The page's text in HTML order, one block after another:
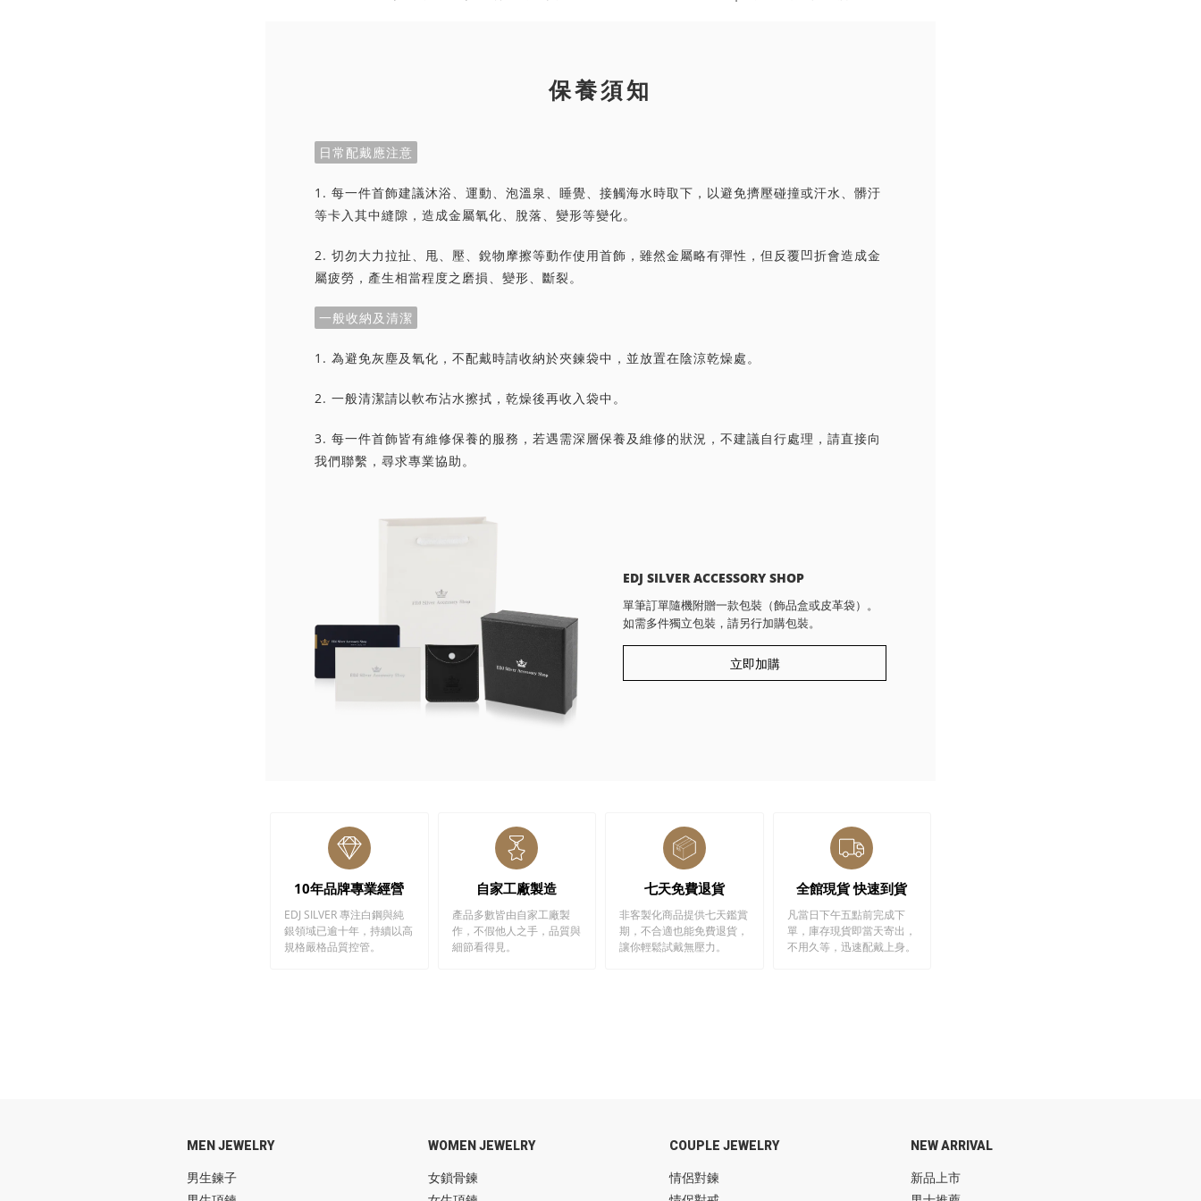
保養須知
日常配戴應注意
1. 每一件首飾建議沐浴、運動、泡溫泉、睡覺、接觸海水時取下，以避免擠壓碰撞或汗水、髒汙
等卡入其中縫隙，造成金屬氧化、脫落、變形等變化。
2. 切勿大力拉扯、甩、壓、銳物摩擦等動作使用首飾，雖然金屬略有彈性，但反覆凹折會造成金
屬疲勞，產生相當程度之磨損、變形、斷裂。
一般收納及清潔
1. 為避免灰塵及氧化，不配戴時請收納於夾鍊袋中，並放置在陰涼乾燥處。
2. 一般清潔請以軟布沾水擦拭，乾燥後再收入袋中。
3. 每一件首飾皆有維修保養的服務，若遇需深層保養及維修的狀況，不建議自行處理，請直接向
我們聯繫，尋求專業協助。
EDJ SILVER ACCESSORY SHOP
單筆訂單隨機附贈一款包裝（飾品盒或皮革袋）。
如需多件獨立包裝，請另行加購包裝。
立即加購
10年品牌專業經營
EDJ SILVER 專注白鋼與純
銀領域已逾十年，持續以高
規格嚴格品質控管。
自家工廠製造
產品多數皆由自家工廠製
作，不假他人之手，品質與
細節看得見。
七天免費退貨
非客製化商品提供七天鑑賞
期，不合適也能免費退貨，
讓你輕鬆試戴無壓力。
全館現貨 快速到貨
凡當日下午五點前完成下
單，庫存現貨即當天寄出，
不用久等，迅速配戴上身。
MEN JEWELRY
男生鍊子
WOMEN JEWELRY
女鎖骨鍊
COUPLE JEWELRY
情侶對鍊
NEW ARRIVAL
新品上市